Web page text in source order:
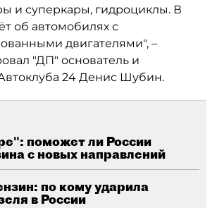
и суперкары, гидроциклы. В
об автомобилях с
двигателями", –
"ДП" основатель и
24 Денис Шубин.
поможет ли России
с новых направлений
по кому ударила
в России